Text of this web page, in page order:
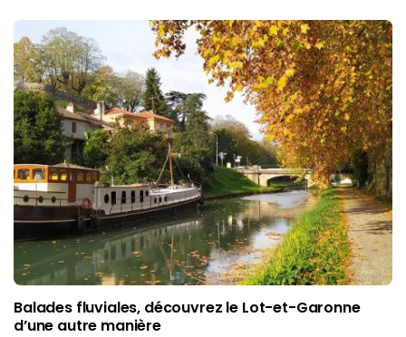
Balades fluviales, découvrez le Lot-et-Garonne
d’une autre manière